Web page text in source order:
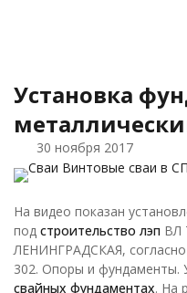
Установка
30 ноября 2017
На видео показан
под строительство лэп ВЛ
ЛЕНИНГРАДСКАЯ,
302. Опоры и фундаменты.
свайных фундаментах. На